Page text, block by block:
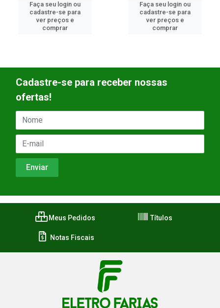
seu login ou
se para
ver preços e
Faça seu login ou
cadastre-se para
ver preços e
Cadastre-se para receber nossas
ofertas!
Meus Pedidos Títulos
Notas Fiscais